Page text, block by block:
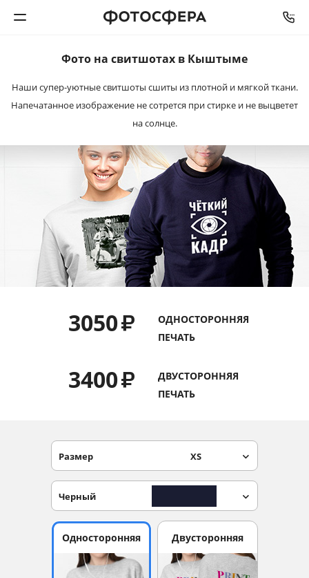
Фотокниги
Календари
Интерьерная печать
Фотоподарки
Багетная мастерская
Полиграфия
Услуги и сервис
Фото на свитшотах в Кыштыме
Наши супер-уютные свитшоты сшиты из плотной и мягкой ткани.
Напечатанное изображение не сотрется при стирке и не выцветет
на солнце.
3050₽
ОДНОСТОРОННЯЯ
ПЕЧАТЬ
3400₽
ДВУСТОРОННЯЯ
ПЕЧАТЬ
Размер XS
Черный
Односторонняя Двусторонняя